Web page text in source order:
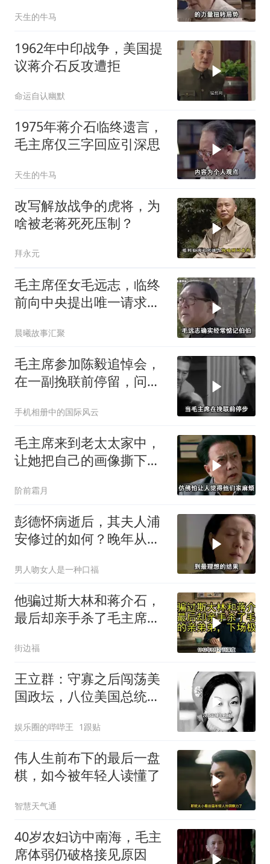
天生的牛马
1962年中印战争，美国提
议蒋介石反攻遭拒
命运自认幽默
1975年蒋介石临终遗言，
毛主席仅三字回应引深思
天生的牛马
改写解放战争的虎将，为
啥被老蒋死死压制？
拜永元
毛主席侄女毛远志，临终
前向中央提出唯一请求，
晨曦故事汇聚
毛主席参加陈毅追悼会，
在一副挽联前停留，问
手机相册中的国际风云
毛主席来到老太太家中，
让她把自己的画像撕下
阶前霜月
彭德怀病逝后，其夫人浦
安修过的如何？晚年从不
男人吻女人是一种口福
他骗过斯大林和蒋介石，
最后却亲手杀了毛主席的
街边福
王立群：守寡之后闯荡美
国政坛，八位美国总统皆
娱乐圈的哔哔王 1跟贴
伟人生前布下的最后一盘
棋，如今被年轻人读懂了
智慧天气通
40岁农妇访中南海，毛主
席体弱仍破格接见原因